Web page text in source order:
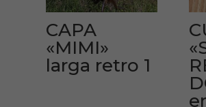
CAPA
«MIMI»
larga retro 1